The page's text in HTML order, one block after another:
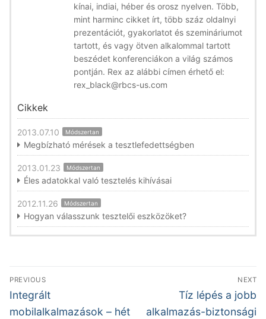
kínai, indiai, héber és orosz nyelven. Több,
mint harminc cikket írt, több száz oldalnyi
prezentációt, gyakorlatot és szemináriumot
tartott, és vagy ötven alkalommal tartott
beszédet konferenciákon a világ számos
pontján. Rex az alábbi címen érhető el:
rex_black@rbcs-us.com
Cikkek
2013.07.10 Módszertan
Megbízható mérések a tesztlefedettségben
2013.01.23 Módszertan
Éles adatokkal való tesztelés kihívásai
2012.11.26 Módszertan
Hogyan válasszunk tesztelői eszközöket?
Bejegyzés
navigáció
PREVIOUS
Previous
post:
Integrált
mobilalkalmazások – hét
NEXT
Next
post:
Tíz lépés a jobb
alkalmazás-biztonsági